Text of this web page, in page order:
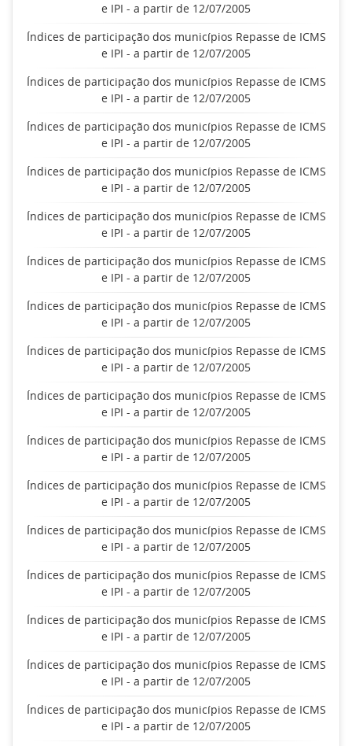
e IPI - a partir de 12/07/2005
Índices de participação dos municípios Repasse de ICMS
e IPI - a partir de 12/07/2005
Índices de participação dos municípios Repasse de ICMS
e IPI - a partir de 12/07/2005
Índices de participação dos municípios Repasse de ICMS
e IPI - a partir de 12/07/2005
Índices de participação dos municípios Repasse de ICMS
e IPI - a partir de 12/07/2005
Índices de participação dos municípios Repasse de ICMS
e IPI - a partir de 12/07/2005
Índices de participação dos municípios Repasse de ICMS
e IPI - a partir de 12/07/2005
Índices de participação dos municípios Repasse de ICMS
e IPI - a partir de 12/07/2005
Índices de participação dos municípios Repasse de ICMS
e IPI - a partir de 12/07/2005
Índices de participação dos municípios Repasse de ICMS
e IPI - a partir de 12/07/2005
Índices de participação dos municípios Repasse de ICMS
e IPI - a partir de 12/07/2005
Índices de participação dos municípios Repasse de ICMS
e IPI - a partir de 12/07/2005
Índices de participação dos municípios Repasse de ICMS
e IPI - a partir de 12/07/2005
Índices de participação dos municípios Repasse de ICMS
e IPI - a partir de 12/07/2005
Índices de participação dos municípios Repasse de ICMS
e IPI - a partir de 12/07/2005
Índices de participação dos municípios Repasse de ICMS
e IPI - a partir de 12/07/2005
Índices de participação dos municípios Repasse de ICMS
e IPI - a partir de 12/07/2005